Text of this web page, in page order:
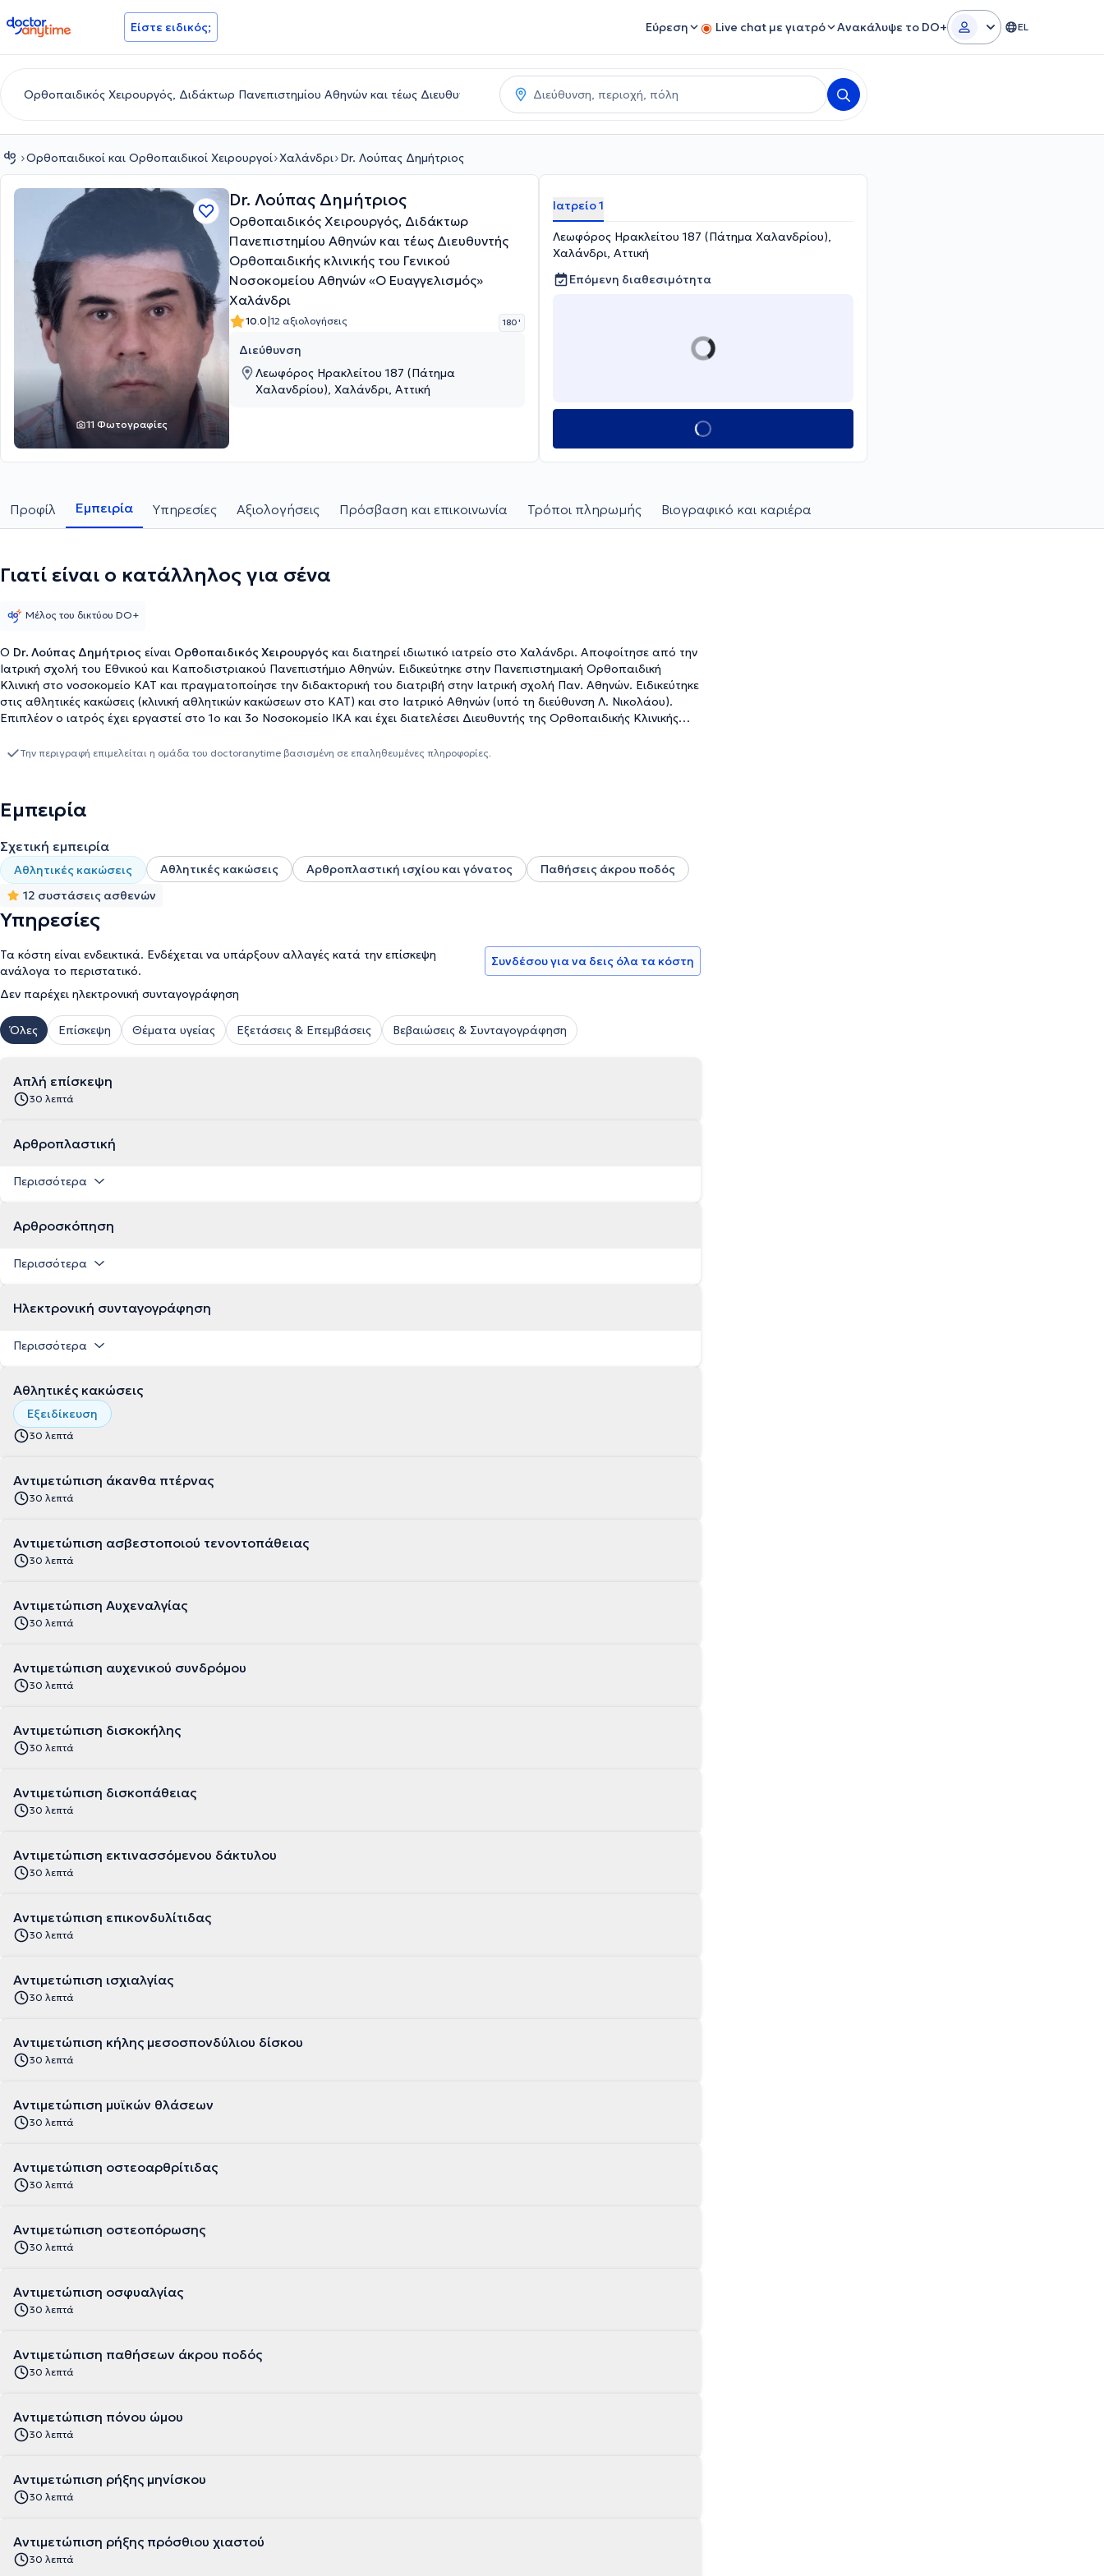
doctoranytime Είστε ειδικός; Εύρεση Live chat με γιατρό Ανακάλυψε το DO+ EL
Ορθοπαιδικοί και Ορθοπαιδικοί Χειρουργοί Χαλάνδρι Dr. Λούπας Δημήτριος
11 Φωτογραφίες
Dr. Λούπας Δημήτριος
Ορθοπαιδικός Χειρουργός, Διδάκτωρ
Πανεπιστημίου Αθηνών και τέως Διευθυντής
Ορθοπαιδικής κλινικής του Γενικού
Νοσοκομείου Αθηνών «Ο Ευαγγελισμός»
Χαλάνδρι
10.0|12 αξιολογήσεις 180 '
Διεύθυνση
Λεωφόρος Ηρακλείτου 187 (Πάτημα
Χαλανδρίου), Χαλάνδρι, Αττική
Ιατρείο 1
Λεωφόρος Ηρακλείτου 187 (Πάτημα Χαλανδρίου),
Χαλάνδρι, Αττική
Επόμενη διαθεσιμότητα
Προφίλ Εμπειρία Υπηρεσίες Αξιολογήσεις Πρόσβαση και επικοινωνία Τρόποι πληρωμής Βιογραφικό και καριέρα
Γιατί είναι ο κατάλληλος για σένα
Ο Dr. Λούπας Δημήτριος είναι Ορθοπαιδικός Χειρουργός και διατηρεί ιδιωτικό ιατρείο στο Χαλάνδρι. Αποφοίτησε από την
Ιατρική σχολή του Εθνικού και Καποδιστριακού Πανεπιστήμιο Αθηνών. Ειδικεύτηκε στην Πανεπιστημιακή Ορθοπαιδική
Κλινική στο νοσοκομείο ΚΑΤ και πραγματοποίησε την διδακτορική του διατριβή στην Ιατρική σχολή Παν. Αθηνών. Ειδικεύτηκε
στις αθλητικές κακώσεις (κλινική αθλητικών κακώσεων στο ΚΑΤ) και στο Ιατρικό Αθηνών (υπό τη διεύθυνση Λ. Νικολάου).
Επιπλέον ο ιατρός έχει εργαστεί στο 1ο και 3ο Νοσοκομείο ΙΚΑ και έχει διατελέσει Διευθυντής της Ορθοπαιδικής Κλινικής
εξειδίκευση στις παθήσεις άκρας χειρός και γόνατος(καθώς και αρθροσκόπηση γόνατος) και ολικές αρθοπλαστικές γόνατος
Μέλος του δικτύου DO+
Την περιγραφή επιμελείται η ομάδα του doctoranytime βασισμένη σε επαληθευμένες πληροφορίες.
Εμπειρία
Σχετική εμπειρία
Αθλητικές κακώσεις Αθλητικές κακώσεις Αρθροπλαστική ισχίου και γόνατος
Παθήσεις άκρου ποδός
12 συστάσεις ασθενών
Υπηρεσίες
Τα κόστη είναι ενδεικτικά. Ενδέχεται να υπάρξουν αλλαγές κατά την επίσκεψη
ανάλογα το περιστατικό.
Δεν παρέχει ηλεκτρονική συνταγογράφηση
Συνδέσου για να δεις όλα τα κόστη
Όλες Επίσκεψη Θέματα υγείας Εξετάσεις & Επεμβάσεις Βεβαιώσεις & Συνταγογράφηση
Απλή επίσκεψη
30 λεπτά
Αρθροπλαστική
Περισσότερα
Αρθροσκόπηση
Περισσότερα
Ηλεκτρονική συνταγογράφηση
Περισσότερα
Αθλητικές κακώσεις
Εξειδίκευση
30 λεπτά
Αντιμετώπιση άκανθα πτέρνας
30 λεπτά
Αντιμετώπιση ασβεστοποιού τενοντοπάθειας
30 λεπτά
Αντιμετώπιση Αυχεναλγίας
30 λεπτά
Αντιμετώπιση αυχενικού συνδρόμου
30 λεπτά
Αντιμετώπιση δισκοκήλης
30 λεπτά
Αντιμετώπιση δισκοπάθειας
30 λεπτά
Αντιμετώπιση εκτινασσόμενου δάκτυλου
30 λεπτά
Αντιμετώπιση επικονδυλίτιδας
30 λεπτά
Αντιμετώπιση ισχιαλγίας
30 λεπτά
Αντιμετώπιση κήλης μεσοσπονδύλιου δίσκου
30 λεπτά
Αντιμετώπιση μυϊκών θλάσεων
30 λεπτά
Αντιμετώπιση οστεοαρθρίτιδας
30 λεπτά
Αντιμετώπιση οστεοπόρωσης
30 λεπτά
Αντιμετώπιση οσφυαλγίας
30 λεπτά
Αντιμετώπιση παθήσεων άκρου ποδός
30 λεπτά
Αντιμετώπιση πόνου ώμου
30 λεπτά
Αντιμετώπιση ρήξης μηνίσκου
30 λεπτά
Αντιμετώπιση ρήξης πρόσθιου χιαστού
30 λεπτά